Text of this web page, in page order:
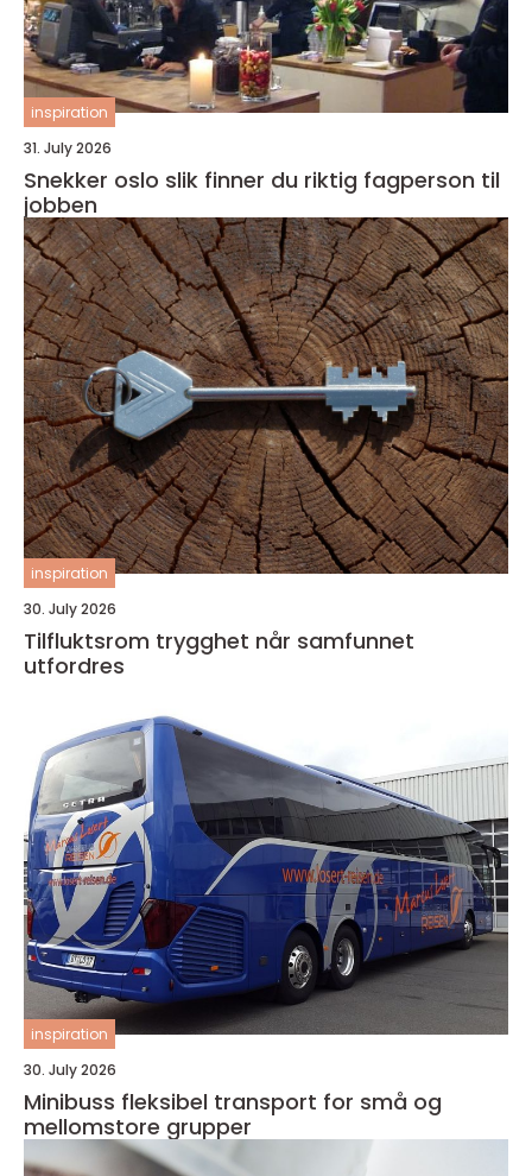
inspiration
31. July 2026
Snekker oslo slik finner du riktig fagperson til
jobben
inspiration
30. July 2026
Tilfluktsrom trygghet når samfunnet
utfordres
inspiration
30. July 2026
Minibuss fleksibel transport for små og
mellomstore grupper